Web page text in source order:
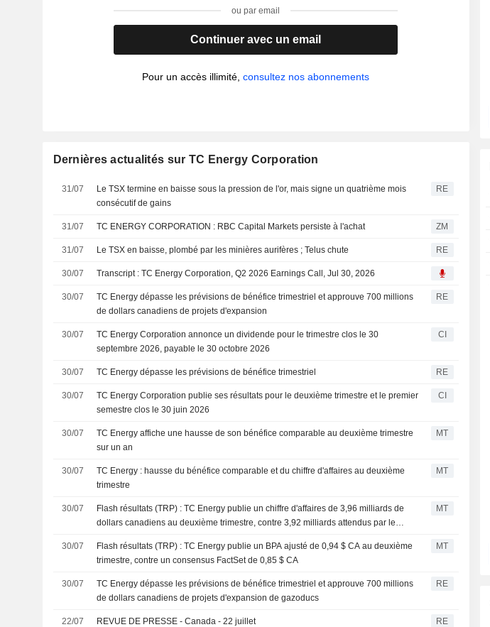
ou par email
Continuer avec un email
Pour un accès illimité,consultez nos abonnements
Dernières actualités sur TC Energy Corporation
31/07
Le TSX termine en baisse sous la pression de l'or, mais signe un quatrième mois
consécutif de gains
RE
31/07 TC ENERGY CORPORATION : RBC Capital Markets persiste à l'achat ZM
31/07 Le TSX en baisse, plombé par les minières aurifères ; Telus chute RE
30/07 Transcript : TC Energy Corporation, Q2 2026 Earnings Call, Jul 30, 2026
30/07
TC Energy dépasse les prévisions de bénéfice trimestriel et approuve 700 millions
de dollars canadiens de projets d'expansion
RE
30/07
TC Energy Corporation annonce un dividende pour le trimestre clos le 30
septembre 2026, payable le 30 octobre 2026
CI
30/07 TC Energy dépasse les prévisions de bénéfice trimestriel RE
30/07
TC Energy Corporation publie ses résultats pour le deuxième trimestre et le premier
semestre clos le 30 juin 2026
CI
30/07
TC Energy affiche une hausse de son bénéfice comparable au deuxième trimestre
sur un an
MT
30/07
TC Energy : hausse du bénéfice comparable et du chiffre d'affaires au deuxième
trimestre
MT
30/07
Flash résultats (TRP) : TC Energy publie un chiffre d'affaires de 3,96 milliards de
dollars canadiens au deuxième trimestre, contre 3,92 milliards attendus par le
MT
30/07
Flash résultats (TRP) : TC Energy publie un BPA ajusté de 0,94 $ CA au deuxième
trimestre, contre un consensus FactSet de 0,85 $ CA
MT
30/07
TC Energy dépasse les prévisions de bénéfice trimestriel et approuve 700 millions
de dollars canadiens de projets d'expansion de gazoducs
RE
22/07 REVUE DE PRESSE - Canada - 22 juillet RE